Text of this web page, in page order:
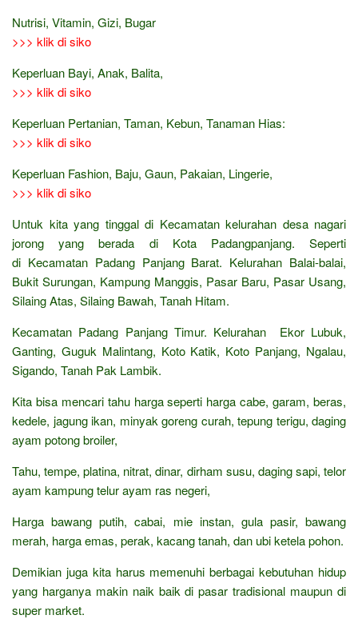
Nutrisi, Vitamin, Gizi, Bugar
>>> klik di siko
Keperluan Bayi, Anak, Balita,
>>> klik di siko
Keperluan Pertanian, Taman, Kebun, Tanaman Hias:
>>> klik di siko
Keperluan Fashion, Baju, Gaun, Pakaian, Lingerie,
>>> klik di siko
Untuk kita yang tinggal di Kecamatan kelurahan desa nagari
jorong yang berada di Kota Padangpanjang. Seperti
di Kecamatan Padang Panjang Barat. Kelurahan Balai-balai,
Bukit Surungan, Kampung Manggis, Pasar Baru, Pasar Usang,
Silaing Atas, Silaing Bawah, Tanah Hitam.
Kecamatan Padang Panjang Timur. Kelurahan Ekor Lubuk,
Ganting, Guguk Malintang, Koto Katik, Koto Panjang, Ngalau,
Sigando, Tanah Pak Lambik.
Kita bisa mencari tahu harga seperti harga cabe, garam, beras,
kedele, jagung ikan, minyak goreng curah, tepung terigu, daging
ayam potong broiler,
Tahu, tempe, platina, nitrat, dinar, dirham susu, daging sapi, telor
ayam kampung telur ayam ras negeri,
Harga bawang putih, cabai, mie instan, gula pasir, bawang
merah, harga emas, perak, kacang tanah, dan ubi ketela pohon.
Demikian juga kita harus memenuhi berbagai kebutuhan hidup
yang harganya makin naik baik di pasar tradisional maupun di
super market.